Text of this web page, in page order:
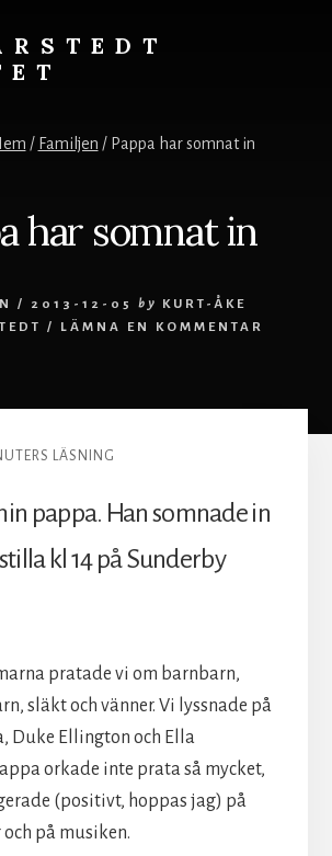
/ Familjen /Pappa har somnat in
har somnat in
/ 2013-12-05 by
KURT-ÅKE
/ LÄMNA EN KOMMENTAR
LÄSNING
pappa. Han somnade in
kl 14 på Sunderby
pratade vi om barnbarn,
släkt och vänner. Vi lyssnade på
Duke Ellington och Ella
orkade inte prata så mycket,
(positivt, hoppas jag) på
på musiken.